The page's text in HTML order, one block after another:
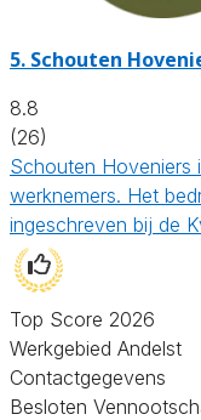
5. Schouten
8.8
(26)
Schouten Hoveniers
werknemers. Het
ingeschreven bij de
Top Score 2026
Werkgebied Andelst
Contactgegevens
Besloten